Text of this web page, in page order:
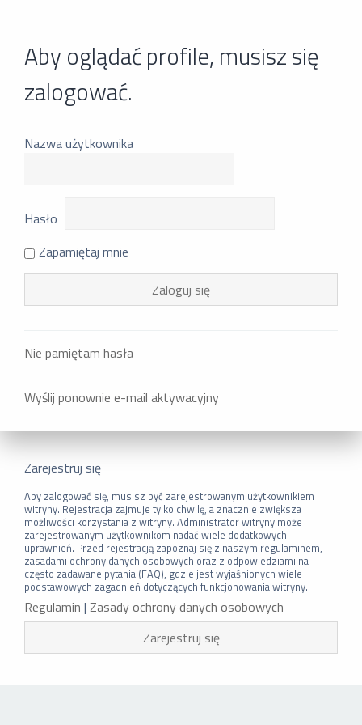
Aby oglądać profile, musisz się
zalogować.
Nazwa użytkownika
Hasło
Zapamiętaj mnie
Nie pamiętam hasła
Wyślij ponownie e-mail aktywacyjny
Zarejestruj się
Aby zalogować się, musisz być zarejestrowanym użytkownikiem
witryny. Rejestracja zajmuje tylko chwilę, a znacznie zwiększa
możliwości korzystania z witryny. Administrator witryny może
zarejestrowanym użytkownikom nadać wiele dodatkowych
uprawnień. Przed rejestracją zapoznaj się z naszym regulaminem,
zasadami ochrony danych osobowych oraz z odpowiedziami na
często zadawane pytania (FAQ), gdzie jest wyjaśnionych wiele
podstawowych zagadnień dotyczących funkcjonowania witryny.
Regulamin | Zasady ochrony danych osobowych
Zarejestruj się